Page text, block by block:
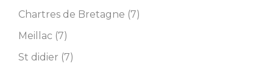
Chartres de Bretagne (7)
Meillac (7)
St didier (7)